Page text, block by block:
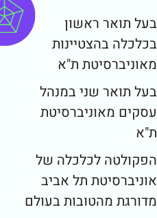
בעל תואר ראשון
בכלכלה בהצטיינות
מאוניברסיטת ת"א
בעל תואר שני במנהל
עסקים מאוניברסיטת
ת"א
הפקולטה לכלכלה של
אוניברסיטת תל אביב
מדורגת מהטובות בעולם